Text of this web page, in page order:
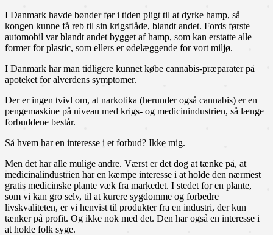
I Danmark havde bønder før i tiden pligt til at dyrke hamp, så
kongen kunne få reb til sin krigsflåde, blandt andet. Fords første
automobil var blandt andet bygget af hamp, som kan erstatte alle
former for plastic, som ellers er ødelæggende for vort miljø.
I Danmark har man tidligere kunnet købe cannabis-præparater på
apoteket for alverdens symptomer.
Der er ingen tvivl om, at narkotika (herunder også cannabis) er en
pengemaskine på niveau med krigs- og medicinindustrien, så længe
forbuddene består.
Så hvem har en interesse i et forbud? Ikke mig.
Men det har alle mulige andre. Værst er det dog at tænke på, at
medicinalindustrien har en kæmpe interesse i at holde den nærmest
gratis medicinske plante væk fra markedet. I stedet for en plante,
som vi kan gro selv, til at kurere sygdomme og forbedre
livskvaliteten, er vi henvist til produkter fra en industri, der kun
tænker på profit. Og ikke nok med det. Den har også en interesse i
at holde folk syge.